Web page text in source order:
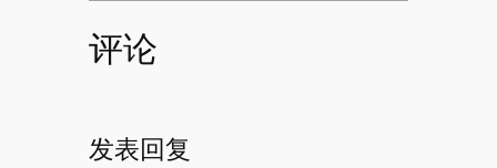
评论
发表回复